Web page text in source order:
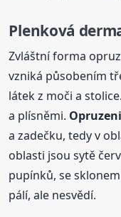
Plenková
Zvláštní forma
vzniká působením
látek z moči a
a plísněmi.
a zadečku, tedy v
oblasti jsou sytě
pupínků, se
pálí, ale nesvědí.